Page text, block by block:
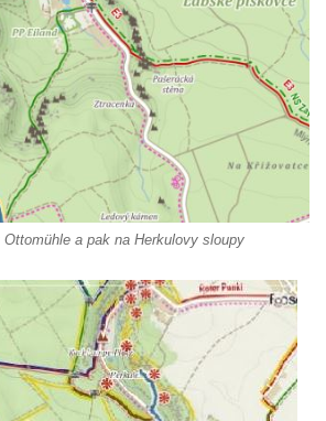
a pak na Herkulovy sloupy